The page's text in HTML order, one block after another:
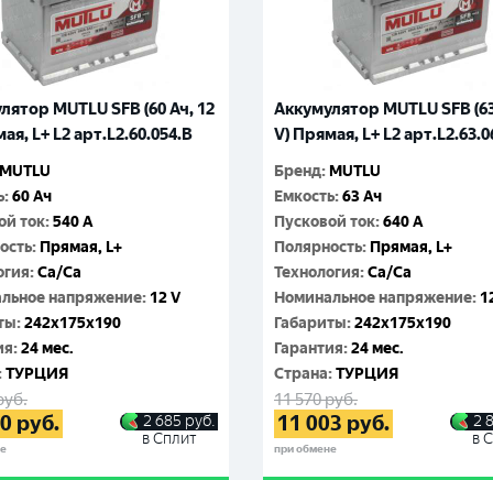
MUTLU SFB (60 Ач, 12
L+ L2 арт.L2.60.054.B
MUTLU
:60 Ач
ток:540 A
: Прямая, L+
:Ca/Ca
напряжение: 12 V
:242x175x190
:24 мес.
ТУРЦИЯ
руб. 2 685 руб.
в Сплит
Аккумулятор MUTLU SFB
V) Прямая, L+ L2
Бренд: MUTLU
Емкость:63 Ач
Пусковой ток:640 A
Полярность: Прямая, L+
Технология:Ca/Ca
Номинальное напряжение:
Габариты:242x175x190
Гарантия:24 мес.
Cтрана:ТУРЦИЯ
11 570руб.
11 003 руб.
при обмене
2
в